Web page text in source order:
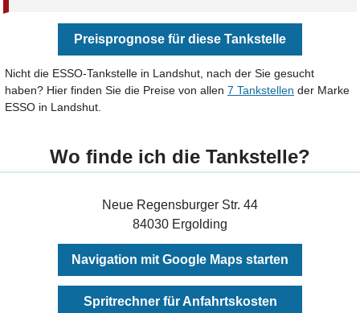
Preisprognose für diese Tankstelle
Nicht die ESSO-Tankstelle in Landshut, nach der Sie gesucht
haben? Hier finden Sie die Preise von allen 7 Tankstellen der Marke
ESSO in Landshut.
Wo finde ich die Tankstelle?
Neue Regensburger Str. 44
84030 Ergolding
Navigation mit Google Maps starten
Spritrechner für Anfahrtskosten